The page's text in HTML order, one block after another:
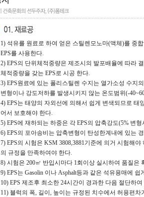
1) 석유를 원료로 하여 얻은 스틸렌모노마(액체)를 중
EPS를 사용한다.
2) EPS의 단위체적중량은 제조시의 발포배율에 따라
체적중량을 갖는 EPS로 시공 한다.
3) EPS원료에 있는 폴리스틸렌 수지는 열가소성 수지
변형이나 강도저하를 발생시키지 않는 온도범위(-
4) EPS는 태양의 자외선에 의해서 쉽게 변색되므로 태
어서 보호해야 한다.
5) EPS에 재하되는 하중은 각 EPS의 압축강도(5% 변
6) EPS의 포아송비는 압축변형이 탄성한계내에 있는
7) EPS의 시험은 KSM 3808,3881기준에 의거 시험해
의 규정을 만족하여야 한다.
8) 시험은 200㎥ 반입시마다 1회이상 실시하여 품질은
9) EPS는 Gasolin 이나 Asphalt등과 같은 석유용매에
10) EPS 제조후 최소한 24시간이 경과한 다음 절단하
11) 블럭의 폭, 길이, 높이는 규정된 치수에서 허용편차